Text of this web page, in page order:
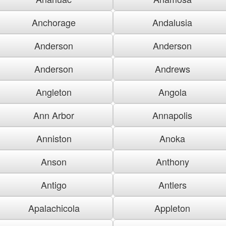
Anchorage
Andalusia
Anderson
Anderson
Anderson
Andrews
Angleton
Angola
Ann Arbor
Annapolis
Anniston
Anoka
Anson
Anthony
Antigo
Antlers
Apalachicola
Appleton